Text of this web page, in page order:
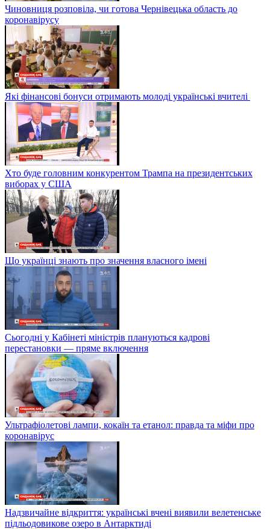
Чиновниця розповіла, чи готова Чернівецька область до
коронавірусу
Які фінансові бонуси отримають молоді українські вчителі
Хто буде головним конкурентом Трампа на президентських
виборах у США
Що українці знають про значення власного імені
Сьогодні у Кабінеті міністрів плануються кадрові
перестановки — пряме включення
Ультрафіолетові лампи, кокаїн та етанол: правда та міфи про
коронавірус
Надзвичайне відкриття: українські вчені виявили велетенське
підльодовикове озеро в Антарктиді